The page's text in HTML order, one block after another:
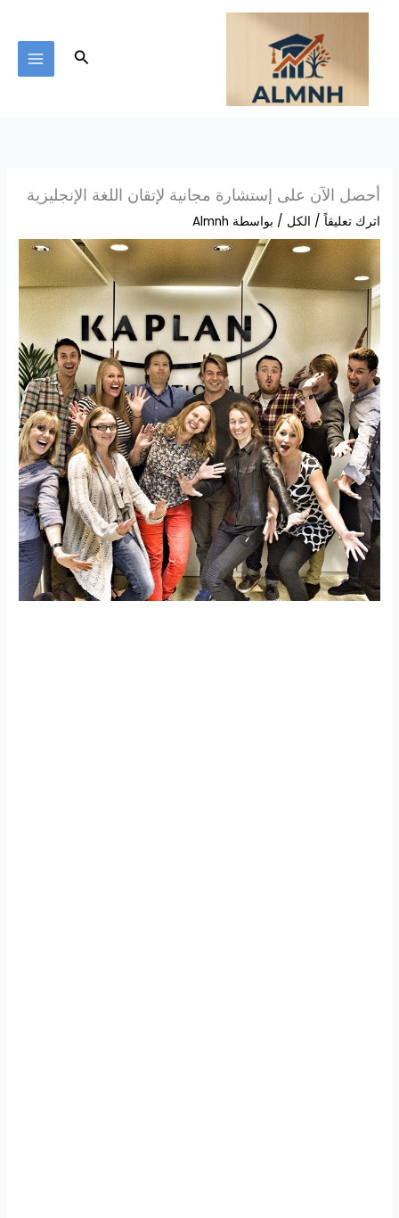
تخطي
البحث
أحصل الآن على إستشارة مجانية لإتقان اللغة الإنجليزية
اترك تعليقاً / الكل / بواسطة Almnh